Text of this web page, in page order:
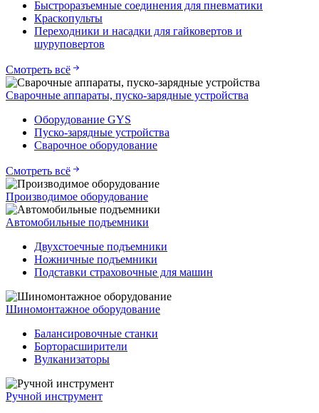
Быстроразъемные соединения для пневматики
Краскопульты
Переходники и насадки для гайковертов и
шуруповертов
Смотреть всё
Сварочные аппараты, пуско-зарядные устройства
Оборудование GYS
Пуско-зарядные устройства
Сварочное оборудование
Смотреть всё
Производимое оборудование
Автомобильные подъемники
Двухстоечные подъемники
Ножничные подъемники
Подставки страховочные для машин
Шиномонтажное оборудование
Балансировочные станки
Борторасширители
Вулканизаторы
Ручной инструмент